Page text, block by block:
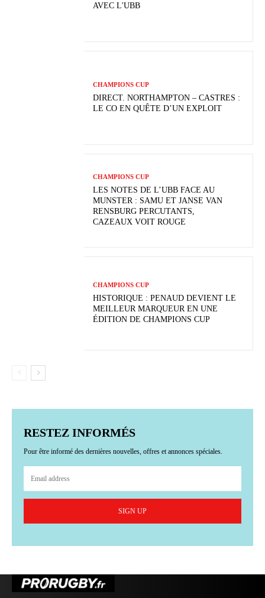
AVEC L'UBB
CHAMPIONS CUP
DIRECT. NORTHAMPTON – CASTRES :
LE CO EN QUÊTE D’UN EXPLOIT
CHAMPIONS CUP
LES NOTES DE L’UBB FACE AU
MUNSTER : SAMU ET JANSE VAN
RENSBURG PERCUTANTS,
CAZEAUX VOIT ROUGE
CHAMPIONS CUP
HISTORIQUE : PENAUD DEVIENT LE
MEILLEUR MARQUEUR EN UNE
ÉDITION DE CHAMPIONS CUP
RESTEZ INFORMÉS
Pour être informé des dernières nouvelles, offres et annonces spéciales.
SIGN UP